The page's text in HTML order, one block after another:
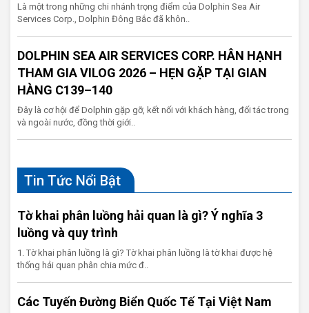
Là một trong những chi nhánh trọng điểm của Dolphin Sea Air
Services Corp., Dolphin Đông Bắc đã khôn..
DOLPHIN SEA AIR SERVICES CORP. HÂN HẠNH
THAM GIA VILOG 2026 – HẸN GẶP TẠI GIAN
HÀNG C139–140
Đây là cơ hội để Dolphin gặp gỡ, kết nối với khách hàng, đối tác trong
và ngoài nước, đồng thời giới..
Tin Tức Nổi Bật
Tờ khai phân luồng hải quan là gì? Ý nghĩa 3
luồng và quy trình
1. Tờ khai phân luồng là gì? Tờ khai phân luồng là tờ khai được hệ
thống hải quan phân chia mức đ..
Các Tuyến Đường Biển Quốc Tế Tại Việt Nam